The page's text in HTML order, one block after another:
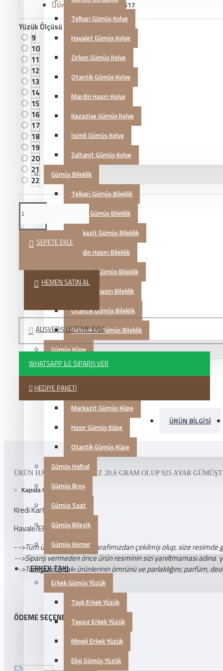
Telkari Gümüş Kolye
Hayalet Gümüş Kolye
Zirkon Gümüş Kolye
Otantik Gümüş Kolye
Mardin Hasırı Kolye
Kazaziye Gümüş Kolye
İsimli Gümüş Kolye
Zultanit Gümüş Kolye
Gümüş Bileklik
Telkari Gümüş Bileklik
Zirkon Gümüş Bileklik
Markazit Gümüş Bileklik
Mardin Hasırı Bileklik
Kazaziye Gümüş Bileklik
Trabzon Hasırı Bileklik
Otantik Gümüş Bileklik
Şahmeran Gümüş Bileklik
Gümüş Küpe
Telkari Gümüş Küpe
Zirkon Gümüş Küpe
Markazit Gümüş Küpe
Hasır Gümüş Küpe
Otantik Gümüş Küpe
Gümüş Halhal
Gümüş Broş
Gümüş Saat
Gümüş Bilezik
Gümüş Kemer
ERKEK TAKI
Erkek Gümüş Yüzük
Taşlı Erkek Yüzük
Taşsız Erkek Yüzük
Mineli Erkek Yüzük
Elişi Gümüş Yüzük
Ürün Kodu::KG20230517
Yüzük Ölçüsü
9
10
11
12
13
14
15
16
17
18
19
20
21
22
SEPETE EKLE
HEMEN SATIN AL
ALIŞVERIŞ LISTEME EKLE
WHATSAPP İLE SIPARIŞ VER
HEDIYE PAKETI
ÜRÜN BILGISI
ÜRÜN HAKKINDA SETİMİZ 20,6 GRAM OLUP 925 AYAR
Kapıda Ödeme Seçeneği
Kredi Kartl'arına 3 Taksit
Havale/EFT Özel İndirim
-->Tüm ürün fotoğrafları tarafımızdan çekilmiş olup, size resimde
-->Sipariş vermeden önce ürün resminin sizi yanıltmaması adına
-->Tüm gümüş takı ürünlerinin ömrünü ve parlaklığını; parfüm,
ÖDEME SEÇENEKLERI